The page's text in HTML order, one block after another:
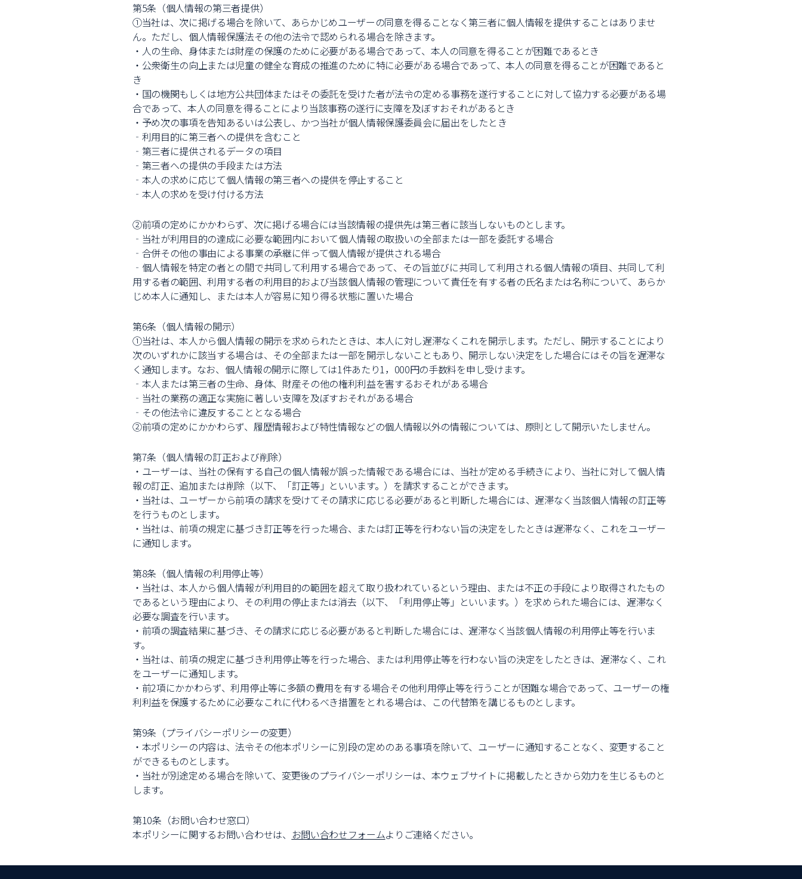
第5条（個人情報の第三者提供）
①当社は、次に掲げる場合を除いて、あらかじめユーザーの同意を得ることなく第三者に個人情報を提供することはありませ
ん。ただし、個人情報保護法その他の法令で認められる場合を除きます。
・人の生命、身体または財産の保護のために必要がある場合であって、本人の同意を得ることが困難であるとき
・公衆衛生の向上または児童の健全な育成の推進のために特に必要がある場合であって、本人の同意を得ることが困難であると
き
・国の機関もしくは地方公共団体またはその委託を受けた者が法令の定める事務を遂行することに対して協力する必要がある場
合であって、本人の同意を得ることにより当該事務の遂行に支障を及ぼすおそれがあるとき
・予め次の事項を告知あるいは公表し、かつ当社が個人情報保護委員会に届出をしたとき
‐利用目的に第三者への提供を含むこと
‐第三者に提供されるデータの項目
‐第三者への提供の手段または方法
‐本人の求めに応じて個人情報の第三者への提供を停止すること
‐本人の求めを受け付ける方法
②前項の定めにかかわらず、次に掲げる場合には当該情報の提供先は第三者に該当しないものとします。
‐当社が利用目的の達成に必要な範囲内において個人情報の取扱いの全部または一部を委託する場合
‐合併その他の事由による事業の承継に伴って個人情報が提供される場合
‐個人情報を特定の者との間で共同して利用する場合であって、その旨並びに共同して利用される個人情報の項目、共同して利
用する者の範囲、利用する者の利用目的および当該個人情報の管理について責任を有する者の氏名または名称について、あらか
じめ本人に通知し、または本人が容易に知り得る状態に置いた場合
第6条（個人情報の開示）
①当社は、本人から個人情報の開示を求められたときは、本人に対し遅滞なくこれを開示します。ただし、開示することにより
次のいずれかに該当する場合は、その全部または一部を開示しないこともあり、開示しない決定をした場合にはその旨を遅滞な
く通知します。なお、個人情報の開示に際しては1件あたり1，000円の手数料を申し受けます。
‐本人または第三者の生命、身体、財産その他の権利利益を害するおそれがある場合
‐当社の業務の適正な実施に著しい支障を及ぼすおそれがある場合
‐その他法令に違反することとなる場合
②前項の定めにかかわらず、履歴情報および特性情報などの個人情報以外の情報については、原則として開示いたしません。
第7条（個人情報の訂正および削除）
・ユーザーは、当社の保有する自己の個人情報が誤った情報である場合には、当社が定める手続きにより、当社に対して個人情
報の訂正、追加または削除（以下、「訂正等」といいます。）を請求することができます。
・当社は、ユーザーから前項の請求を受けてその請求に応じる必要があると判断した場合には、遅滞なく当該個人情報の訂正等
を行うものとします。
・当社は、前項の規定に基づき訂正等を行った場合、または訂正等を行わない旨の決定をしたときは遅滞なく、これをユーザー
に通知します。
第8条（個人情報の利用停止等）
・当社は、本人から個人情報が利用目的の範囲を超えて取り扱われているという理由、または不正の手段により取得されたもの
であるという理由により、その利用の停止または消去（以下、「利用停止等」といいます。）を求められた場合には、遅滞なく
必要な調査を行います。
・前項の調査結果に基づき、その請求に応じる必要があると判断した場合には、遅滞なく当該個人情報の利用停止等を行いま
す。
・当社は、前項の規定に基づき利用停止等を行った場合、または利用停止等を行わない旨の決定をしたときは、遅滞なく、これ
をユーザーに通知します。
・前2項にかかわらず、利用停止等に多額の費用を有する場合その他利用停止等を行うことが困難な場合であって、ユーザーの権
利利益を保護するために必要なこれに代わるべき措置をとれる場合は、この代替策を講じるものとします。
第9条（プライバシーポリシーの変更）
・本ポリシーの内容は、法令その他本ポリシーに別段の定めのある事項を除いて、ユーザーに通知することなく、変更すること
ができるものとします。
・当社が別途定める場合を除いて、変更後のプライバシーポリシーは、本ウェブサイトに掲載したときから効力を生じるものと
します。
第10条（お問い合わせ窓口）
本ポリシーに関するお問い合わせは、 お問い合わせフォームよりご連絡ください。